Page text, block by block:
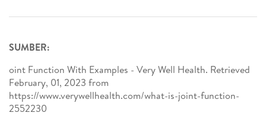
SUMBER:
oint Function With Examples - Very Well Health. Retrieved
February, 01, 2023 from
https://www.verywellhealth.com/what-is-joint-function-
2552230